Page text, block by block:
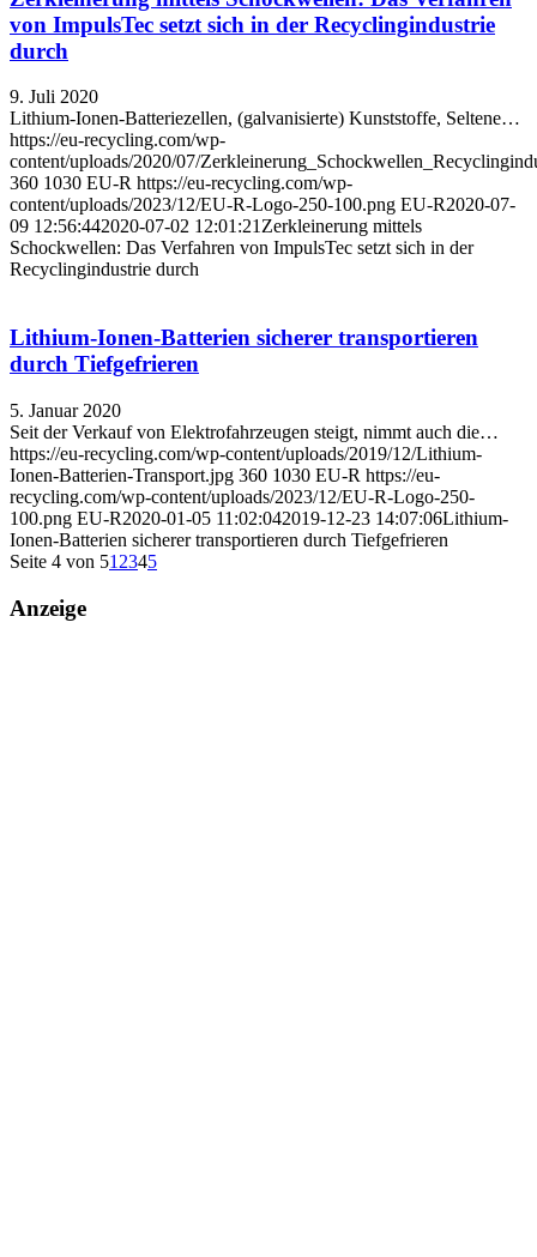
von ImpulsTec setzt sich in der Recyclingindustrie
durch
9. Juli 2020
Lithium-Ionen-Batteriezellen, (galvanisierte) Kunststoffe, Seltene…
https://eu-recycling.com/wp-
content/uploads/2020/07/
360 1030 EU-R https://eu-recycling.com/wp-
content/uploads/2023/12/EU-R-Logo-250-100.png EU-R2020-07-
09 12:56:442020-07-02 12:01:21 Zerkleinerung mittels
Schockwellen: Das Verfahren von ImpulsTec setzt sich in der
Recyclingindustrie durch
Lithium-Ionen-Batterien sicherer transportieren
durch Tiefgefrieren
5. Januar 2020
Seit der Verkauf von Elektrofahrzeugen steigt, nimmt auch die…
https://eu-recycling.com/wp-content/uploads/2019/12/Lithium-
Ionen-Batterien-Transport.jpg 360 1030 EU-R https://eu-
recycling.com/wp-content/uploads/2023/12/EU-R-Logo-250-
100.png EU-R2020-01-05 11:02:042019-12-23 14:07:06Lithium-
Ionen-Batterien sicherer transportieren durch Tiefgefrieren
Seite 4 von 51 2345
Anzeige